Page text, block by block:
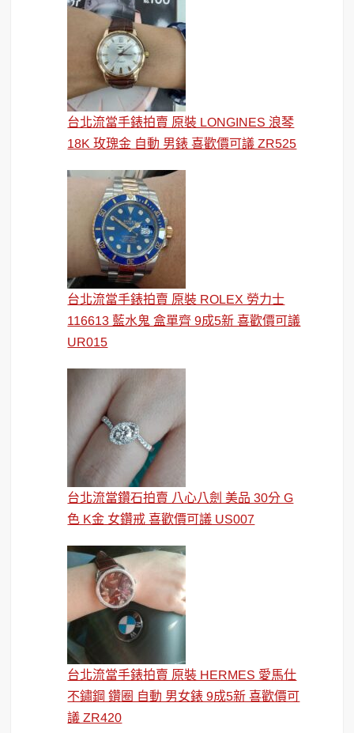
台北流當手錶拍賣 原裝 LONGINES 浪琴
18K 玫瑰金 自動 男錶 喜歡價可議 ZR525
台北流當手錶拍賣 原裝 ROLEX 勞力士
116613 藍水鬼 盒單齊 9成5新 喜歡價可議
UR015
台北流當鑽石拍賣 八心八劍 美品 30分 G
色 K金 女鑽戒 喜歡價可議 US007
台北流當手錶拍賣 原裝 HERMES 愛馬仕
不鏽鋼 鑽圈 自動 男女錶 9成5新 喜歡價可
議 ZR420